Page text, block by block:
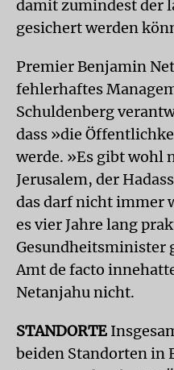
damit zumindest der
gesichert werden
Premier Benjamin
fehlerhaftes
Schuldenberg
dass »die
werde. »Es gibt wohl
Jerusalem, der
das darf nicht immer
es vier Jahre lang
Gesundheitsminister
Amt de facto
Netanjahu nicht.
STANDORTE
beiden Standorten in